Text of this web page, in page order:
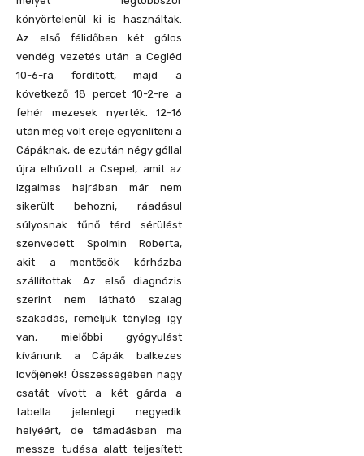
könyörtelenül ki is használtak.
Az első félidőben két gólos
vendég vezetés után a Cegléd
10-6-ra fordított, majd a
következő 18 percet 10-2-re a
fehér mezesek nyerték. 12-16
után még volt ereje egyenlíteni a
Cápáknak, de ezután négy góllal
újra elhúzott a Csepel, amit az
izgalmas hajrában már nem
sikerült behozni, ráadásul
súlyosnak tűnő térd sérülést
szenvedett Spolmin Roberta,
akit a mentősök kórházba
szállítottak. Az első diagnózis
szerint nem látható szalag
szakadás, reméljük tényleg így
van, mielőbbi gyógyulást
kívánunk a Cápák balkezes
lövőjének! Összességében nagy
csatát vívott a két gárda a
tabella jelenlegi negyedik
helyéért, de támadásban ma
messze tudása alatt teljesített